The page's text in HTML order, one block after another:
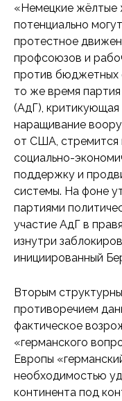
«Немецкие жёлтые
потенциально
протестное
профсоюзов и
против бюджетных
то же время
(АдГ),
наращивание
от США, стремится
социально-
поддержку и
системы. На фоне
партиями
участие АдГ в
изнутри
инициированный
Вторым
противоречием
фактическое
«германского
Европы
необходимостью
континента под